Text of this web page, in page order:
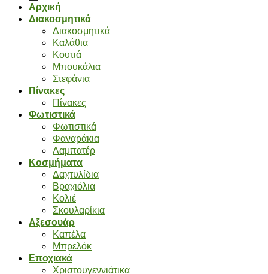
Αρχική
Διακοσμητικά
Διακοσμητικά
Καλάθια
Κουτιά
Μπουκάλια
Στεφάνια
Πίνακες
Πίνακες
Φωτιστικά
Φωτιστικά
Φαναράκια
Λαμπατέρ
Κοσμήματα
Δαχτυλίδια
Βραχιόλια
Κολιέ
Σκουλαρίκια
Αξεσουάρ
Καπέλα
Μπρελόκ
Εποχιακά
Χριστουγεννιάτικα